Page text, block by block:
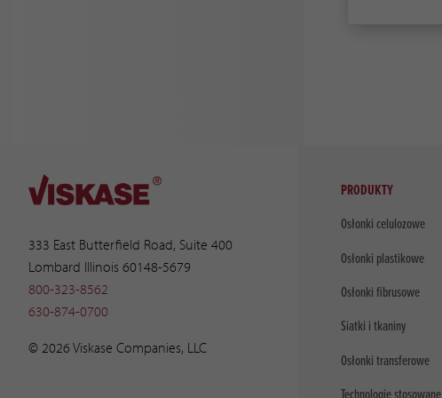
333 East Butterfield Road, Suite 400
Lombard Illinois 60148-5679
800-323-8562
630-874-0700
© 2026 Viskase Companies, LLC
PRODUKTY
Osłonki celulozowe
Osłonki plastikowe
Osłonki fibrusowe
Siatki i tkaniny
Osłonki transferowe